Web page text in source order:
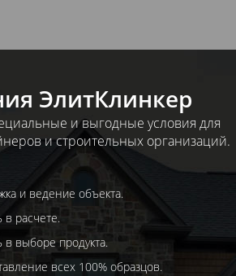
ЭлитКлинкер
и выгодные условия для
и строительных организаций.
и ведение объекта.
расчете.
выборе продукта.
всех 100% образцов.